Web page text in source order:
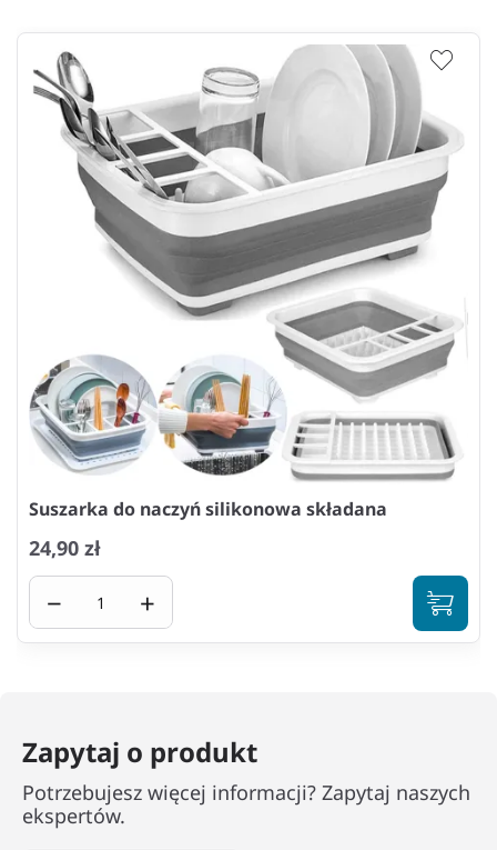
Suszarka do naczyń silikonowa składana
24,90 zł
− +
Zapytaj o produkt
Potrzebujesz więcej informacji? Zapytaj naszych
ekspertów.